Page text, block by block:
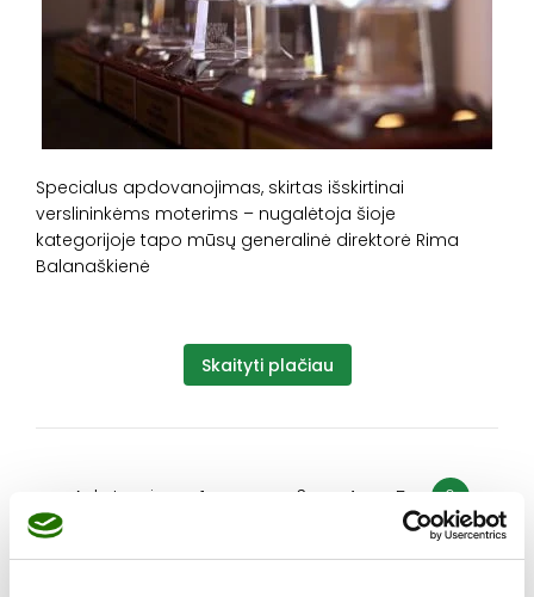
Specialus apdovanojimas, skirtas išskirtinai
verslininkėms moterims – nugalėtoja šioje
kategorijoje tapo mūsų generalinė direktorė Rima
Balanaškienė
Skaityti plačiau
Ankstesnis 1 3 4 5 6